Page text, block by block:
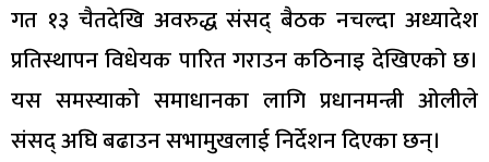
गत १३ चैतदेखि अवरुद्ध संसद् बैठक नचल्दा अध्यादेश
प्रतिस्थापन विधेयक पारित गराउन कठिनाइ देखिएको छ।
यस समस्याको समाधानका लागि प्रधानमन्त्री ओलीले
संसद् अघि बढाउन सभामुखलाई निर्देशन दिएका छन्।